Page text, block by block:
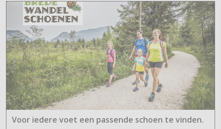
Voor iedere voet een passende schoen te vinden.